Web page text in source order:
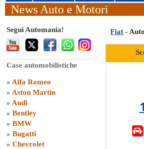
News Auto e Motori
Segui Automania!
Case automobilistiche
» Alfa Romeo
» Aston Martin
» Audi
» Bentley
» BMW
» Bugatti
» Chevrolet
Fiat -
1